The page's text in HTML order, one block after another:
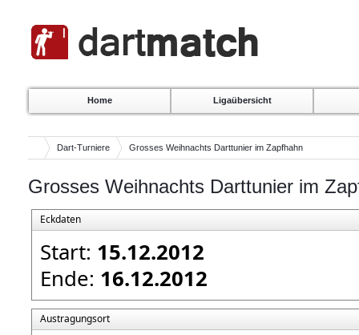
Home Ligaübersicht
Dart-Turniere Grosses Weihnachts Darttunier im Zapfhahn
Grosses Weihnachts Darttunier im
Eckdaten
Start: 15.12.2012
Ende: 16.12.2012
Austragungsort